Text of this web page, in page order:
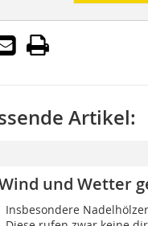
Artikel:
und Wetter
Insbesondere